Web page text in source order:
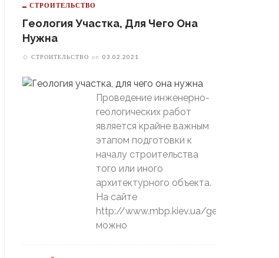
«Автомобилист» Вышел В
Плей-Офф, Даже Не Доиграв
В Свердловской Области
Пойдет Сильный Снег, А
Потом Резко Похолодает
СТРОИТЕЛЬСТВО
Геология Участка, Для Чего Она
Нужна
СТРОИТЕЛЬСТВО on 03.02.2021
Проведение инженерно-
геологических работ
является крайне важным
этапом подготовки к
началу строительства
того или иного
архитектурного объекта.
На сайте
http://www.mbp.kiev.ua/geology
можно